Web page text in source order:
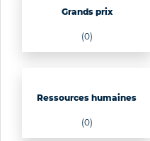
Grands prix
(0)
Ressources humaines
(0)